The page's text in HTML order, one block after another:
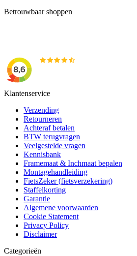
Betrouwbaar shoppen
Klantenservice
Verzending
Retourneren
Achteraf betalen
BTW terugvragen
Veelgestelde vragen
Kennisbank
Framemaat & Inchmaat bepalen
Montagehandleiding
FietsZeker (fietsverzekering)
Staffelkorting
Garantie
Algemene voorwaarden
Cookie Statement
Privacy Policy
Disclaimer
Categorieën